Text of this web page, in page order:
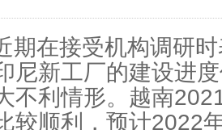
期在接受机构调研
尼新工厂的建设进
不利情形。越南
较顺利，预计2022